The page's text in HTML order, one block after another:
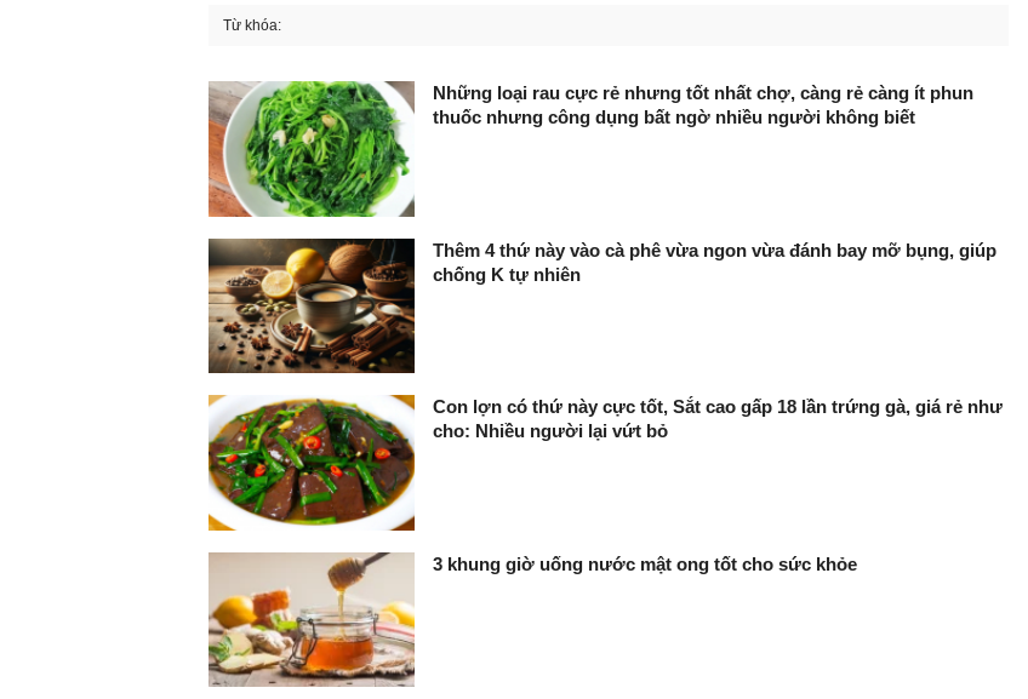
Từ khóa:
Những loại rau cực rẻ nhưng tốt nhất chợ, càng rẻ càng ít phun
thuốc nhưng công dụng bất ngờ nhiều người không biết
Thêm 4 thứ này vào cà phê vừa ngon vừa đánh bay mỡ bụng, giúp
chống K tự nhiên
Con lợn có thứ này cực tốt, Sắt cao gấp 18 lần trứng gà, giá rẻ như
cho: Nhiều người lại vứt bỏ
3 khung giờ uống nước mật ong tốt cho sức khỏe